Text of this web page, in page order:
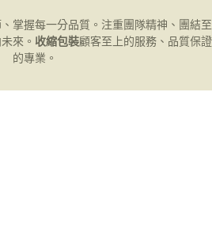
掌握每一分品質。注重團隊精神、團結至
來。 收縮包裝顧客至上的服務、品質保證
的專業。